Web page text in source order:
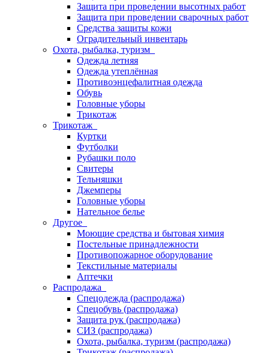
Защита при проведении высотных работ
Защита при проведении сварочных работ
Средства защиты кожи
Оградительный инвентарь
Охота, рыбалка, туризм
Одежда летняя
Одежда утеплённая
Противоэнцефалитная одежда
Обувь
Головные уборы
Трикотаж
Трикотаж
Куртки
Футболки
Рубашки поло
Свитеры
Тельняшки
Джемперы
Головные уборы
Нательное белье
Другое
Моющие средства и бытовая химия
Постельные принадлежности
Противопожарное оборудование
Текстильные материалы
Аптечки
Распродажа
Спецодежда (распродажа)
Спецобувь (распродажа)
Защита рук (распродажа)
СИЗ (распродажа)
Охота, рыбалка, туризм (распродажа)